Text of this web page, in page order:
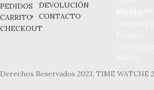
PEDIDOS
CARRITO
CHECKOUT
DEVOLUCIÓN
CONTACTO
Derechos Reservados 2023, TIME WATCHE